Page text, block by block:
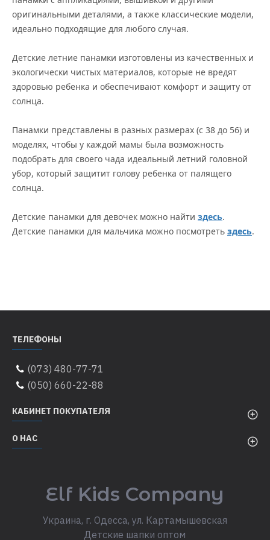
оригинальными деталями, а также классические модели,
идеально подходящие для любого случая.
Детские летние панамки изготовлены из качественных и
экологически чистых материалов, которые не вредят
здоровью ребенка и обеспечивают комфорт и защиту от
солнца.
Панамки представлены в разных размерах (с 38 до 56) и
моделях, чтобы у каждой мамы была возможность
подобрать для своего чада идеальный летний головной
убор, который защитит голову ребенка от палящего
солнца.
Детские панамки для девочек можно найти здесь.
Детские панамки для мальчика можно посмотреть здесь.
ТЕЛЕФОНЫ
(073) 480-77-71
(050) 660-22-88
КАБИНЕТ ПОКУПАТЕЛЯ
О НАС
Elf Kids Company
Украина, г. Одесса, ул. Картамышевская
Детские шапки оптом